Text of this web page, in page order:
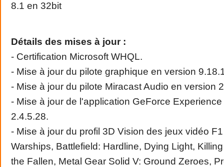
8.1 en 32bit
Détails des mises à jour :
- Certification Microsoft WHQL.
- Mise à jour du pilote graphique en version
- Mise à jour du pilote Miracast Audio en version
- Mise à jour de l'application GeForce
2.4.5.28.
- Mise à jour du profil 3D Vision des jeux vidéo
Warships, Battlefield: Hardline, Dying Light,
the Fallen, Metal Gear Solid V: Ground Zeroes,